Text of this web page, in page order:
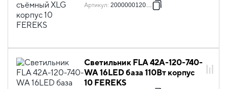
Артикул: 2000000120515
Светильник FLA 42A-120-740-
WA 16LED база 110Вт корпус
10 FEREKS